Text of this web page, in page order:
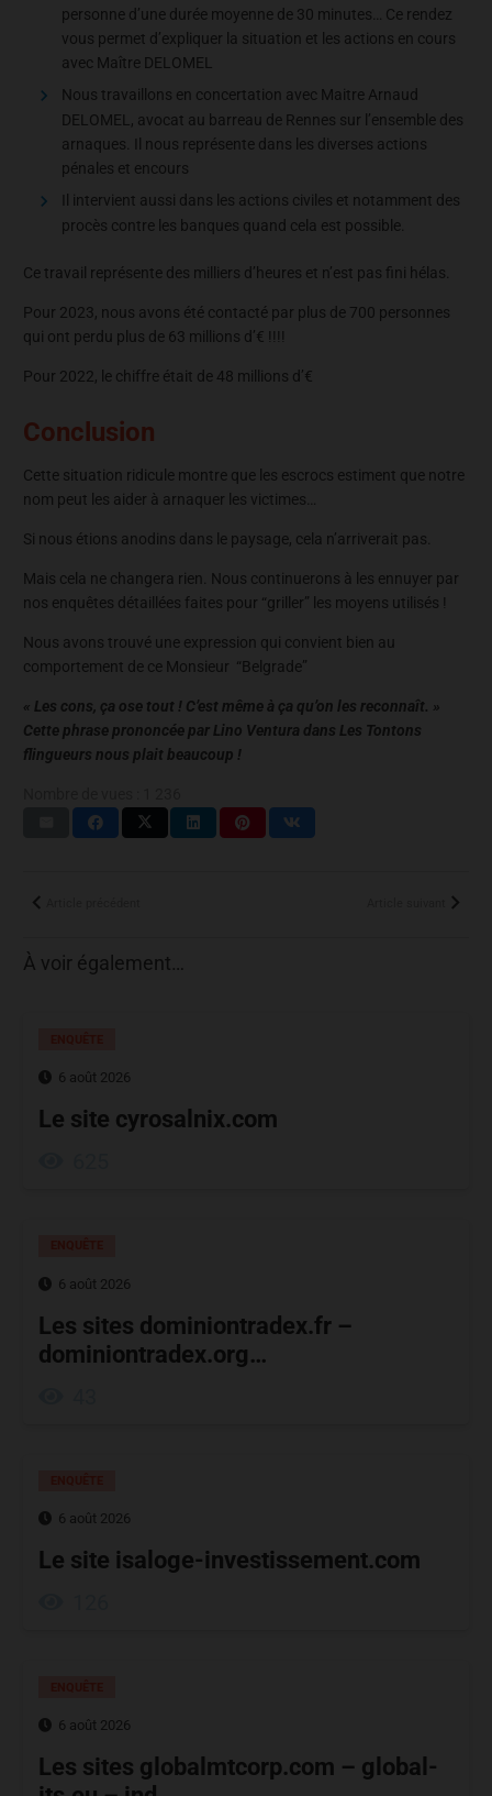
personne d’une durée moyenne de 30 minutes… Ce rendez
vous permet d’expliquer la situation et les actions en cours
avec Maître DELOMEL
Nous travaillons en concertation avec Maitre Arnaud
DELOMEL, avocat au barreau de Rennes sur l’ensemble des
arnaques. Il nous représente dans les diverses actions
pénales et encours
Il intervient aussi dans les actions civiles et notamment des
procès contre les banques quand cela est possible.
Ce travail représente des milliers d’heures et n’est pas fini hélas.
Pour 2023, nous avons été contacté par plus de 700 personnes
qui ont perdu plus de 63 millions d’€ !!!!
Pour 2022, le chiffre était de 48 millions d’€
Conclusion
Cette situation ridicule montre que les escrocs estiment que notre
nom peut les aider à arnaquer les victimes…
Si nous étions anodins dans le paysage, cela n’arriverait pas.
Mais cela ne changera rien. Nous continuerons à les ennuyer par
nos enquêtes détaillées faites pour “griller” les moyens utilisés !
Nous avons trouvé une expression qui convient bien au
comportement de ce Monsieur “Belgrade”
« Les cons, ça ose tout ! C’est même à ça qu’on les reconnaît. »
Cette phrase prononcée par Lino Ventura dans Les Tontons
flingueurs nous plait beaucoup !
À voir également…
6 août 2026
Le site cyrosalnix.com
6 août 2026
Les sites dominiontradex.fr –
dominiontradex.org…
6 août 2026
Le site isaloge-investissement.com
6 août 2026
Les sites globalmtcorp.com – global-